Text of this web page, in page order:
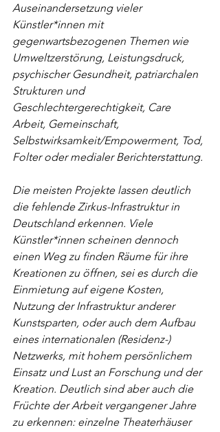
Auseinandersetzung vieler
Künstler*innen mit
gegenwartsbezogenen Themen wie
Umweltzerstörung, Leistungsdruck,
psychischer Gesundheit, patriarchalen
Strukturen und
Geschlechtergerechtigkeit, Care
Arbeit, Gemeinschaft,
Selbstwirksamkeit/Empowerment, Tod,
Folter oder medialer Berichterstattung.
Die meisten Projekte lassen deutlich
die fehlende Zirkus-Infrastruktur in
Deutschland erkennen. Viele
Künstler*innen scheinen dennoch
einen Weg zu finden Räume für ihre
Kreationen zu öffnen, sei es durch die
Einmietung auf eigene Kosten,
Nutzung der Infrastruktur anderer
Kunstsparten, oder auch dem Aufbau
eines internationalen (Residenz-)
Netzwerks, mit hohem persönlichem
Einsatz und Lust an Forschung und der
Kreation. Deutlich sind aber auch die
Früchte der Arbeit vergangener Jahre
zu erkennen: einzelne Theaterhäuser